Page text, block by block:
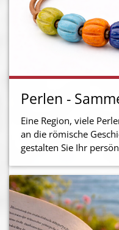
Perlen -
Eine Region, viele
an die römische
gestalten Sie Ihr